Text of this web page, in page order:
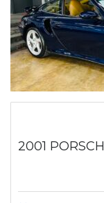
2001